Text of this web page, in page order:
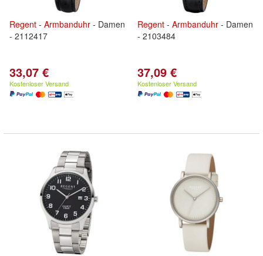
Regent - Armbanduhr - Damen
- 2112417
33,07 €
Kostenloser Versand
Regent - Armbanduhr - Damen
- 2103484
37,09 €
Kostenloser Versand